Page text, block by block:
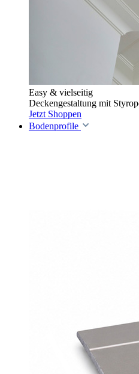
Easy & vielseitig
Deckengestaltung mit
Jetzt Shoppen
Bodenprofile